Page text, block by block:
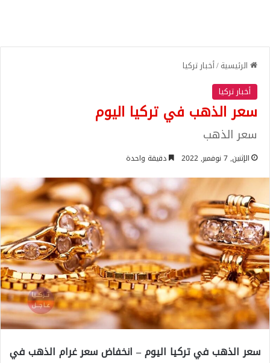
الرئيسية/أخبار تركيا
أخبار تركيا
سعر الذهب في تركيا اليوم
سعر الذهب
الإثنين, 7 نوفمبر, 2022 دقيقة واحدة
سعر الذهب في تركيا اليوم – انخفاض سعر غرام الذهب في